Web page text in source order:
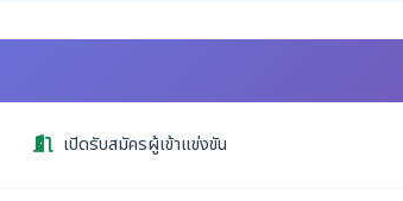
เปิดรับสมัครผู้เข้าแข่งขัน